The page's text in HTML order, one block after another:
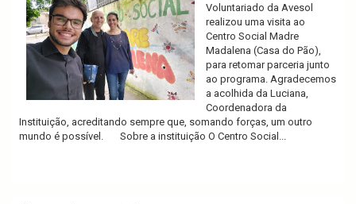
Voluntariado da Avesol
realizou uma visita ao
Centro Social Madre
Madalena (Casa do Pão),
para retomar parceria junto
ao programa. Agradecemos
a acolhida da Luciana,
Coordenadora da
Instituição, acreditando sempre que, somando forças, um outro
mundo é possível. Sobre a instituição O Centro Social...